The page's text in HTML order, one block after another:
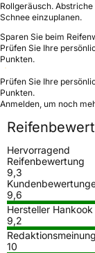
Rollgeräusch.
Schnee einzuplanen.
Sparen Sie beim
Prüfen Sie Ihre
Punkten.
Prüfen Sie Ihre
Punkten.
Anmelden, um noch
Hervorragend
Reifenbewertung
9,3
9,6
Hersteller Hankook
9,2
10